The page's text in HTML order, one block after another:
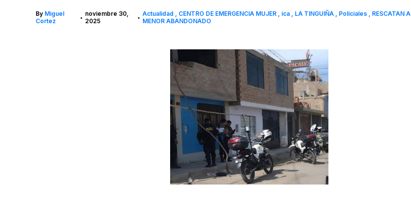
By Miguel
Cortez
• noviembre 30,
2025
• Actualidad CENTRO DE EMERGENCIA MUJER ica LA TINGUIÑA Policiales
RESCATAN A
MENOR ABANDONADO